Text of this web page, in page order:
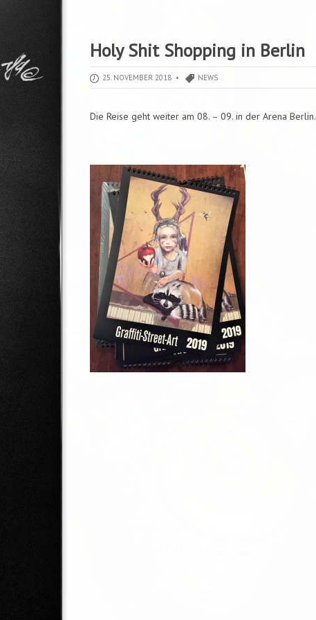
Holy Shit Shopping in Berlin
25. NOVEMBER 2018 • NEWS
Die Reise geht weiter am 08. – 09. in der Arena Berlin.